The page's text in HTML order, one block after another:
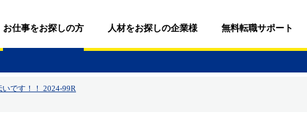
お仕事をお探しの方 人材をお探しの企業様 無料転職サポート
です！！ 2024-99R